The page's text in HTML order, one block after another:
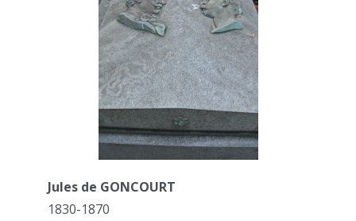
Jules de GONCOURT
1830-1870